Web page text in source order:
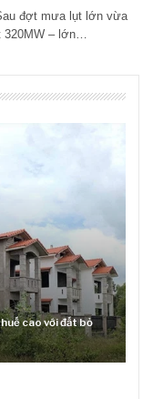
đợt mưa lụt lớn vừa
320MW – lớn…
đất bỏ
Lãi